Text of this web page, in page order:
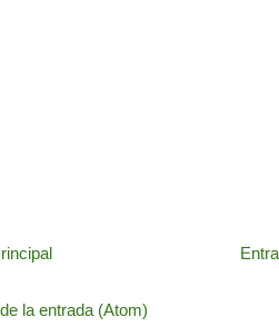
la entrada (Atom)